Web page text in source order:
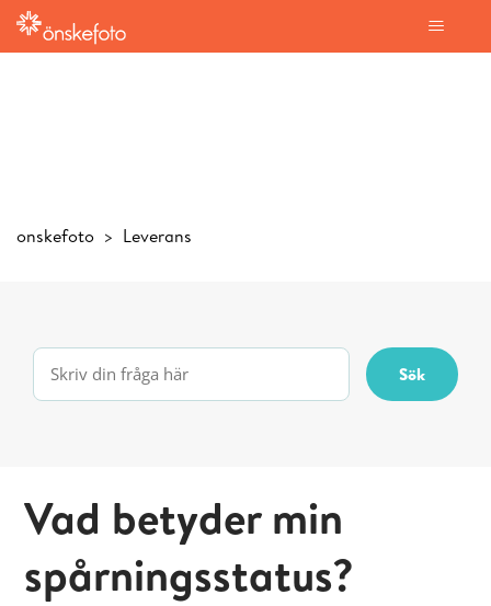
onskefoto Leverans
Vad betyder min
spårningsstatus?